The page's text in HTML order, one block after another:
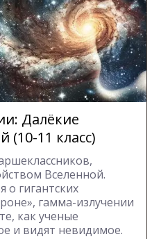
Далёкие
(10-11 класс)
Вселенной.
о гигантских
гамма-излучении
как ученые
и видят невидимое.